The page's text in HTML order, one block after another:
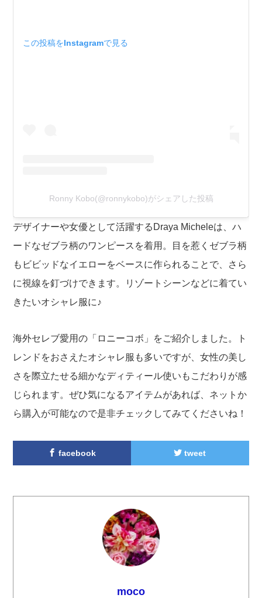
この投稿をInstagramで見る
Ronny Kobo(@ronnykobo)がシェアした投稿
デザイナーや女優として活躍するDraya Micheleは、ハ
ードなゼブラ柄のワンピースを着用。目を惹くゼブラ柄
もビビッドなイエローをベースに作られることで、さら
に視線を釘づけできます。リゾートシーンなどに着てい
きたいオシャレ服に♪
海外セレブ愛用の「ロニーコボ」をご紹介しました。ト
レンドをおさえたオシャレ服も多いですが、女性の美し
さを際立たせる細かなディティール使いもこだわりが感
じられます。ぜひ気になるアイテムがあれば、ネットか
ら購入が可能なので是非チェックしてみてくださいね！
facebook tweet
moco